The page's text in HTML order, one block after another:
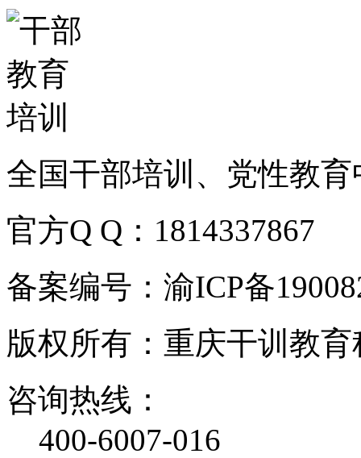
全国干部培训、党性教
官方Q Q：1814337867
备案编号：渝ICP备
版权所有：重庆干训教
咨询热线：
400-6007-016